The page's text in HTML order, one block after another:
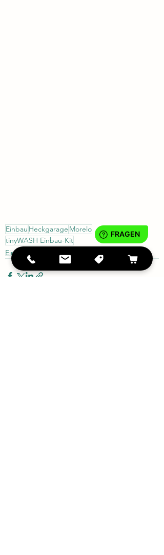
Einbau Heckgarage Morelo
tinyWASH Einbau-Kit
Einbaubeispiel